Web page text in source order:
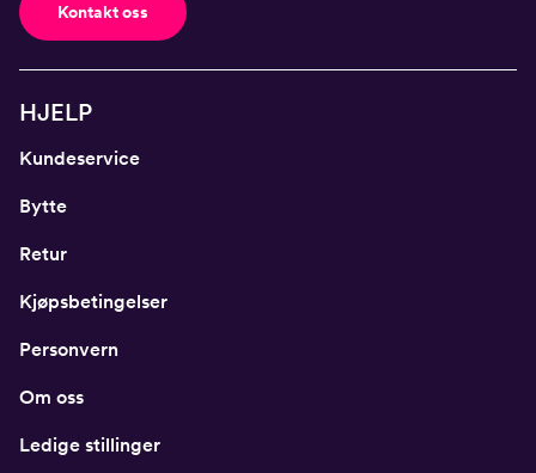
Kontakt oss
HJELP
Kundeservice
Bytte
Retur
Kjøpsbetingelser
Personvern
Om oss
Ledige stillinger